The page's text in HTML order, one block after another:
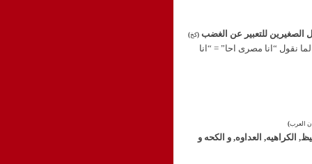
الصغيرين للتعبير عن الغضب (كخ)
نقول “انا مصرى احا” = “انا
العرب)
الكراهيه, العداوه, و الكحه و